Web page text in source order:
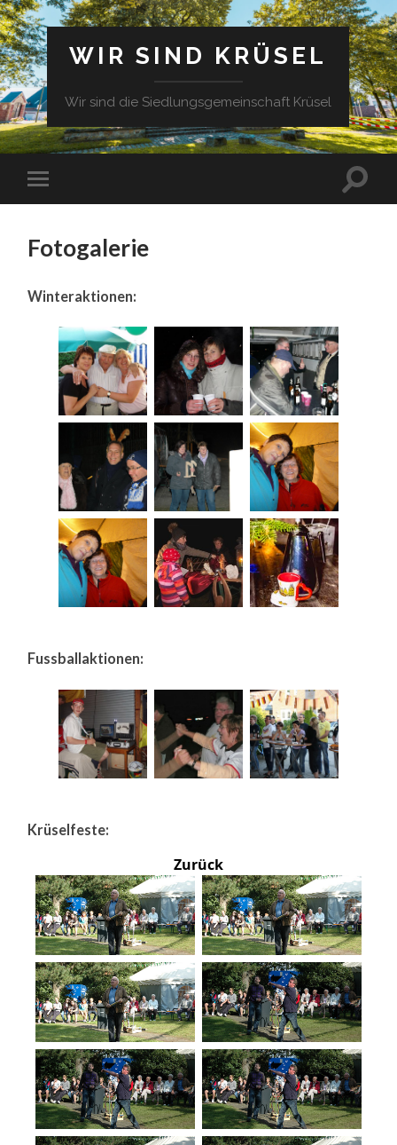
WIR SIND KRÜSEL
Wir sind die Siedlungsgemeinschaft Krüsel
Fotogalerie
Winteraktionen:
Fussballaktionen:
Krüselfeste:
Zurück